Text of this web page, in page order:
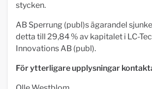
stycken.
AB Sperrung (publ)s ägarandel
detta till 29,84 % av kapitalet i LC-
Innovations AB (publ).
För ytterligare upplysningar